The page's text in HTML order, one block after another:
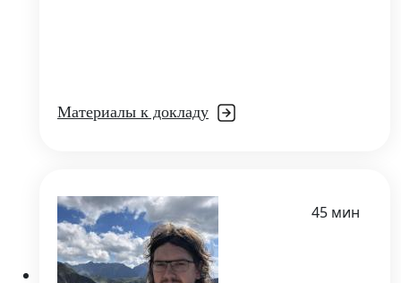
Материалы к докладу
45 мин